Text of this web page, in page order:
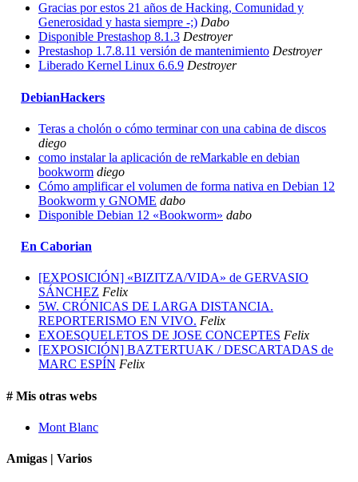
Gracias por estos 21 años de Hacking, Comunidad y
Generosidad y hasta siempre -;) Dabo
Disponible Prestashop 8.1.3 Destroyer
Prestashop 1.7.8.11 versión de mantenimiento Destroyer
Liberado Kernel Linux 6.6.9 Destroyer
DebianHackers
Teras a cholón o cómo terminar con una cabina de discos
diego
como instalar la aplicación de reMarkable en debian
bookworm diego
Cómo amplificar el volumen de forma nativa en Debian 12
Bookworm y GNOME dabo
Disponible Debian 12 «Bookworm» dabo
En Caborian
[EXPOSICIÓN] «BIZITZA/VIDA» de GERVASIO
SÁNCHEZ Felix
5W. CRÓNICAS DE LARGA DISTANCIA.
REPORTERISMO EN VIVO. Felix
EXOESQUELETOS DE JOSE CONCEPTES Felix
[EXPOSICIÓN] BAZTERTUAK / DESCARTADAS de
MARC ESPÍN Felix
# Mis otras webs
Mont Blanc
Amigas | Varios